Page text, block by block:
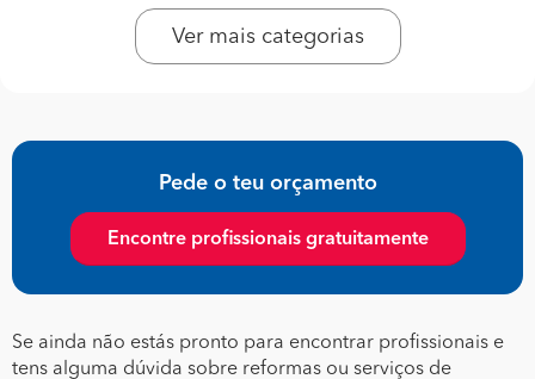
Ver mais categorias
Pede o teu orçamento
Encontre profissionais gratuitamente
Se ainda não estás pronto para encontrar profissionais e
tens alguma dúvida sobre reformas ou serviços de